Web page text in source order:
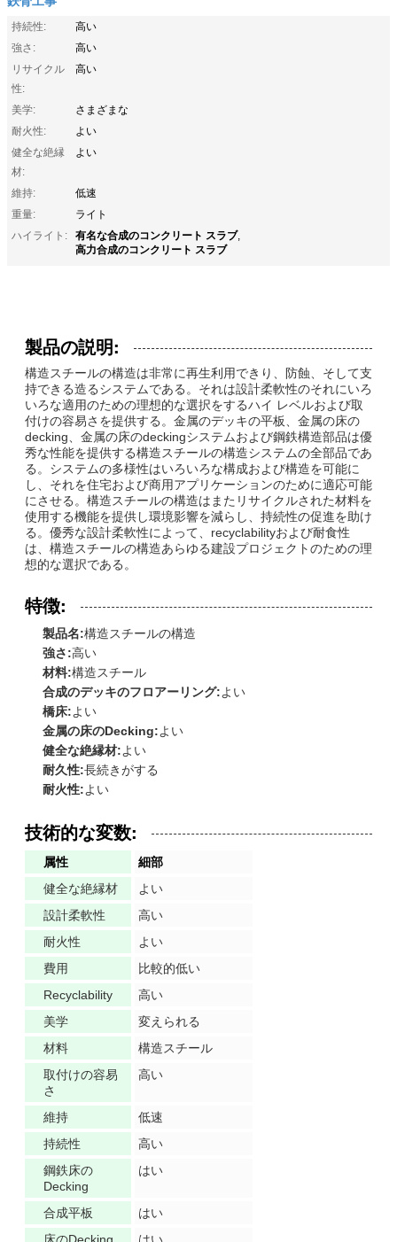
持続性:
高い
強さ:
高い
リサイクル
性:
高い
美学:
さまざまな
耐火性:
よい
健全な絶縁
材:
よい
維持:
低速
重量:
ライト
ハイライト:
有名な合成のコンクリート スラブ,
高力合成のコンクリート スラブ
製品の説明:
構造スチールの構造は非常に再生利用できり、防蝕、そして支
持できる造るシステムである。それは設計柔軟性のそれにいろ
いろな適用のための理想的な選択をするハイ レベルおよび取
付けの容易さを提供する。金属のデッキの平板、金属の床の
decking、金属の床のdeckingシステムおよび鋼鉄構造部品は優
秀な性能を提供する構造スチールの構造システムの全部品であ
る。システムの多様性はいろいろな構成および構造を可能に
し、それを住宅および商用アプリケーションのために適応可能
にさせる。構造スチールの構造はまたリサイクルされた材料を
使用する機能を提供し環境影響を減らし、持続性の促進を助け
る。優秀な設計柔軟性によって、recyclabilityおよび耐食性
は、構造スチールの構造あらゆる建設プロジェクトのための理
想的な選択である。
特徴:
製品名:構造スチールの構造
強さ:高い
材料:構造スチール
合成のデッキのフロアーリング:よい
橋床:よい
金属の床のDecking:よい
健全な絶縁材:よい
耐久性:長続きがする
耐火性:よい
技術的な変数:
属性
細部
健全な絶縁材
よい
設計柔軟性
高い
耐火性
よい
費用
比較的低い
Recyclability
高い
美学
変えられる
材料
構造スチール
取付けの容易
さ
高い
維持
低速
持続性
高い
鋼鉄床の
Decking
はい
合成平板
はい